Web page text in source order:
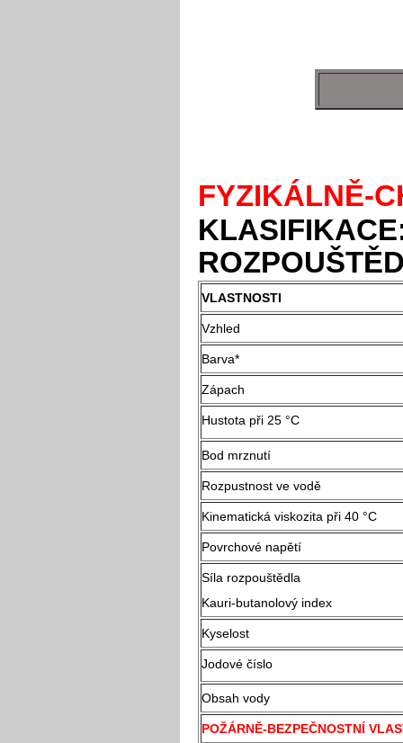
FYZIKÁLNĚ-
VLASTNOSTI
Vzhled
Barva*
Zápach
Hustota při 25 °C
Bod mrznutí
Rozpustnost ve vodě
Kinematická viskozita při 40 °C
Povrchové napětí
Síla rozpouštědla
Kauri-butanolový index
Kyselost
Jodové číslo
Obsah vody
POŽÁRNĚ-BEZPEČNOSTNÍ